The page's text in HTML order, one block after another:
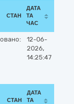
СТАН
ДАТА
ТА
ЧАС
12-06-
2026,
14:25:47
СТАН
ДАТА
ТА